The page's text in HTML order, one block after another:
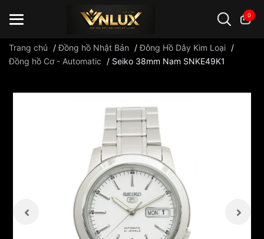
0
Trang chủ /Đồng hồ Nhật Bản /Đông Hồ Dây Kim Loại /
Đồng hồ Cơ - Automatic
/ Seiko 38mm Nam SNKE49K1